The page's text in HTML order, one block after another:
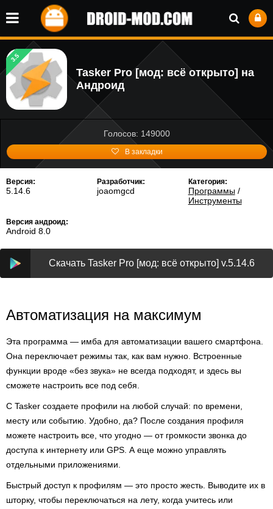
3.5
Tasker Pro [мод: всё открыто] на
Андроид
Голосов: 149000
В закладки
Версия:
5.14.6
Разработчик:
joaomgcd
Категория:
Программы/
Инструменты
Версия андроид:
Android 8.0
Скачать Tasker Pro [мод: всё открыто] v.5.14.6
Автоматизация на максимум
Эта программа — имба для автоматизации вашего смартфона.
Она переключает режимы так, как вам нужно. Встроенные
функции вроде «без звука» не всегда подходят, и здесь вы
сможете настроить все под себя.
С Tasker создаете профили на любой случай: по времени,
месту или событию. Удобно, да? После создания профиля
можете настроить все, что угодно — от громкости звонка до
доступа к интернету или GPS. А еще можно управлять
отдельными приложениями.
Быстрый доступ к профилям — это просто жесть. Выводите их в
шторку, чтобы переключаться на лету, когда учитесь или